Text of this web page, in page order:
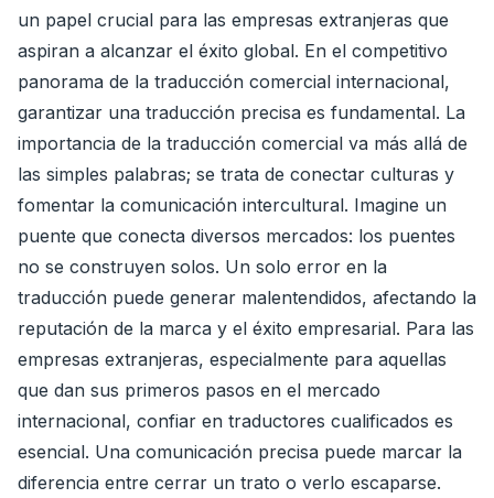
un papel crucial para las empresas extranjeras que
aspiran a alcanzar el éxito global. En el competitivo
panorama de la traducción comercial internacional,
garantizar una traducción precisa es fundamental. La
importancia de la traducción comercial va más allá de
las simples palabras; se trata de conectar culturas y
fomentar la comunicación intercultural. Imagine un
puente que conecta diversos mercados: los puentes
no se construyen solos. Un solo error en la
traducción puede generar malentendidos, afectando la
reputación de la marca y el éxito empresarial. Para las
empresas extranjeras, especialmente para aquellas
que dan sus primeros pasos en el mercado
internacional, confiar en traductores cualificados es
esencial. Una comunicación precisa puede marcar la
diferencia entre cerrar un trato o verlo escaparse.